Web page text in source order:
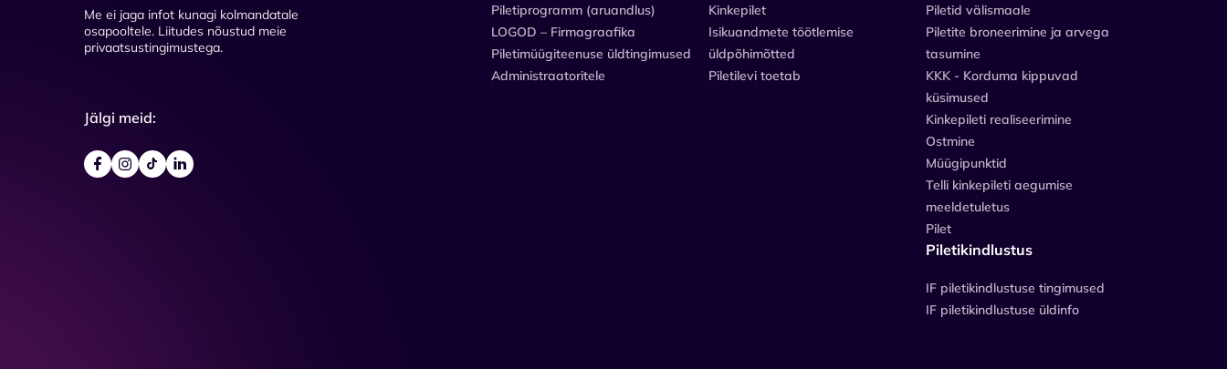
Me ei jaga infot kunagi kolmandatale
osapooltele. Liitudes nõustud meie
privaatsustingimustega.
Jälgi meid:
Piletiprogramm (aruandlus)
LOGOD – Firmagraafika
Piletimüügiteenuse üldtingimused
Administraatoritele
Kinkepilet
Isikuandmete töötlemise
üldpõhimõtted
Piletilevi toetab
Piletid välismaale
Piletite broneerimine ja arvega
tasumine
KKK - Korduma kippuvad
küsimused
Kinkepileti realiseerimine
Ostmine
Müügipunktid
Telli kinkepileti aegumise
meeldetuletus
Pilet
Piletikindlustus
IF piletikindlustuse tingimused
IF piletikindlustuse üldinfo